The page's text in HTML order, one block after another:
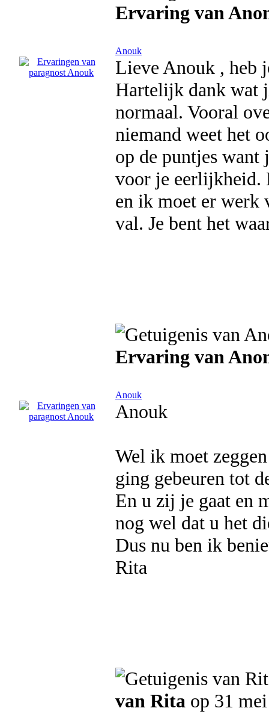
Ervaring van
Anouk
Lieve Anouk , heb
Hartelijk dank wat
normaal. Vooral
niemand weet het
op de puntjes want
voor je eerlijkheid.
en ik moet er werk
val. Je bent het
Ervaring van
Anouk
Anouk
Wel ik moet
ging gebeuren tot
En u zij je gaat en
nog wel dat u het
Dus nu ben ik
Rita
van Rita op 31